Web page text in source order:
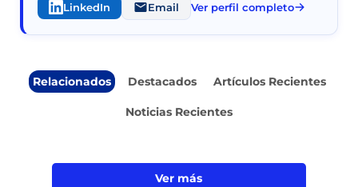
LinkedIn Email Ver perfil completo
Relacionados Destacados Artículos Recientes
Noticias Recientes
Ver más